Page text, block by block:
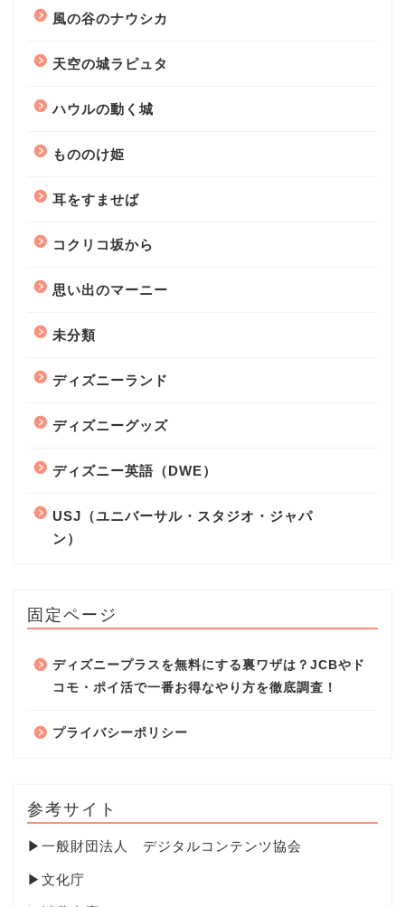
風の谷のナウシカ
天空の城ラピュタ
ハウルの動く城
もののけ姫
耳をすませば
コクリコ坂から
思い出のマーニー
未分類
ディズニーランド
ディズニーグッズ
ディズニー英語（DWE）
USJ（ユニバーサル・スタジオ・ジャパ
ン）
固定ページ
ディズニープラスを無料にする裏ワザは？JCBやド
コモ・ポイ活で一番お得なやり方を徹底調査！
プライバシーポリシー
参考サイト
▶ 一般財団法人 デジタルコンテンツ協会
▶ 文化庁